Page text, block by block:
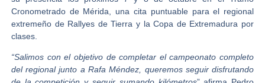
Cronometrado de Mérida , una cita puntuable para el regional
extremeño de Rallyes de Tierra y la Copa de Extremadura por
clases.
“Salimos con el objetivo de completar el campeonato completo
del regional junto a Rafa Méndez, queremos seguir disfrutando